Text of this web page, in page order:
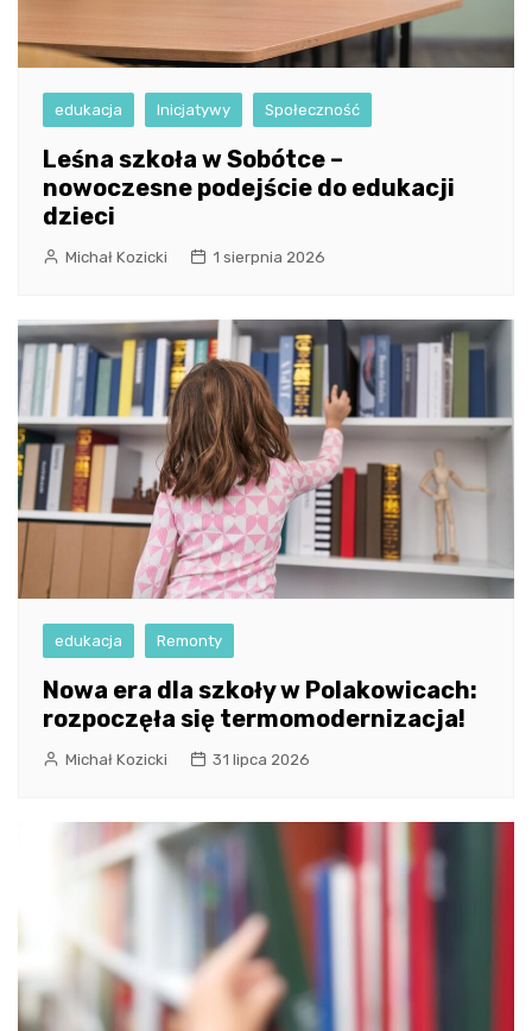
edukacja Inicjatywy Społeczność
Leśna szkoła w Sobótce –
nowoczesne podejście do edukacji
dzieci
Michał Kozicki 1 sierpnia 2026
edukacja Remonty
Nowa era dla szkoły w Polakowicach:
rozpoczęła się termomodernizacja!
Michał Kozicki 31 lipca 2026